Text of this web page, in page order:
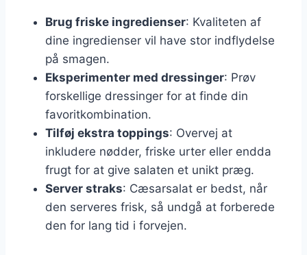
Brug friske ingredienser: Kvaliteten af
dine ingredienser vil have stor indflydelse
på smagen.
Eksperimenter med dressinger: Prøv
forskellige dressinger for at finde din
favoritkombination.
Tilføj ekstra toppings: Overvej at
inkludere nødder, friske urter eller endda
frugt for at give salaten et unikt præg.
Server straks: Cæsarsalat er bedst, når
den serveres frisk, så undgå at forberede
den for lang tid i forvejen.